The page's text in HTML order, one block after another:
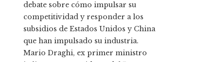
debate sobre cómo impulsar su
competitividad y responder a los
subsidios de Estados Unidos y China
que han impulsado su industria.
Mario Draghi, ex primer ministro